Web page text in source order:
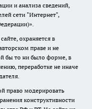
и анализа сведений,
сети "Интернет",
охраняется в
праве и не
бы то ни было форме, в
переработке не иначе
право модерировать
конструктивности